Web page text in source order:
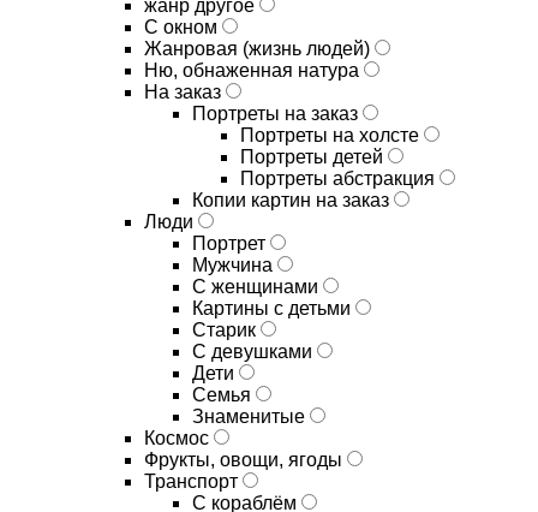
жанр другое
С окном
Жанровая (жизнь людей)
Ню, обнаженная натура
На заказ
Портреты на заказ
Портреты на холсте
Портреты детей
Портреты абстракция
Копии картин на заказ
Люди
Портрет
Мужчина
С женщинами
Картины с детьми
Старик
С девушками
Дети
Семья
Знаменитые
Космос
Фрукты, овощи, ягоды
Транспорт
С кораблём